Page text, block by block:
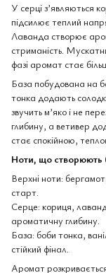
У серці з’являються
підсилює теплий
Лаванда створює
стриманість.
фазі аромат стає
База побудована на
тонка додають
звучить м’яко і не
глибину, а ветивер
стає спокійною,
Ноти, що створюють
Верхні ноти:
старт.
Серце: кориця,
ароматичну глибину.
База: боби тонка,
стійкий фінал.
Аромат